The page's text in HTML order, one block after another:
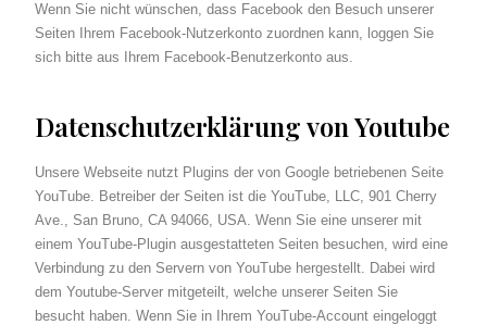
Wenn Sie nicht wünschen, dass Facebook den Besuch unserer
Seiten Ihrem Facebook-Nutzerkonto zuordnen kann, loggen Sie
sich bitte aus Ihrem Facebook-Benutzerkonto aus.
Datenschutzerklärung von Youtube
Unsere Webseite nutzt Plugins der von Google betriebenen Seite
YouTube. Betreiber der Seiten ist die YouTube, LLC, 901 Cherry
Ave., San Bruno, CA 94066, USA. Wenn Sie eine unserer mit
einem YouTube-Plugin ausgestatteten Seiten besuchen, wird eine
Verbindung zu den Servern von YouTube hergestellt. Dabei wird
dem Youtube-Server mitgeteilt, welche unserer Seiten Sie
besucht haben. Wenn Sie in Ihrem YouTube-Account eingeloggt